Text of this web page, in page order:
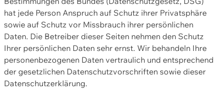
hat jede Person Anspruch auf Schutz ihrer Privatsphäre
sowie auf Schutz vor Missbrauch ihrer persönlichen
Daten. Die Betreiber dieser Seiten nehmen den Schutz
Ihrer persönlichen Daten sehr ernst. Wir behandeln Ihre
personenbezogenen Daten vertraulich und entsprechend
der gesetzlichen Datenschutzvorschriften sowie dieser
Datenschutzerklärung.